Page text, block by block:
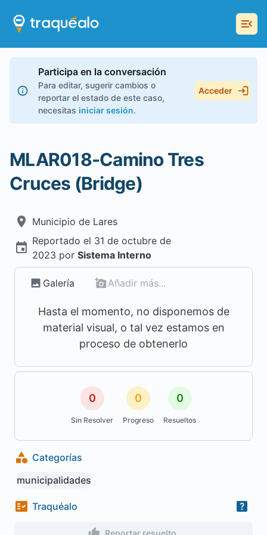
Participa en la conversación
Para editar, sugerir cambios o
reportar el estado de este caso,
necesitas iniciar sesión.
Acceder
MLAR018-Camino Tres
Cruces (Bridge)
Municipio de Lares
Reportado el 31 de octubre de
2023 por Sistema Interno
Galería Añadir más...
Hasta el momento, no disponemos de
material visual, o tal vez estamos en
proceso de obtenerlo
0
Sin Resolver
0
Progreso
0
Resueltos
Categorías
municipalidades
Traquéalo
Reportar resuelto